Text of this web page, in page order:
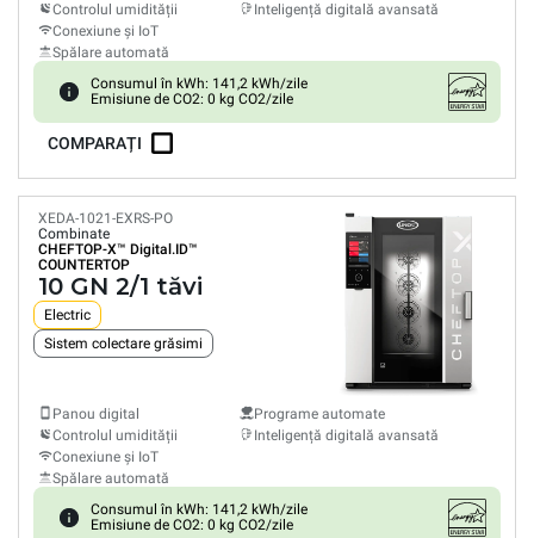
Controlul umidității
Conexiune și IoT
Spălare automată
Inteligență digitală avansată
Consumul în kWh: 141,2 kWh/zile
Emisiune de CO2: 0 kg CO2/zile
COMPARAȚI
XEDA-1021-EXRS-PO
Combinate
CHEFTOP-X™ Digital.ID™
COUNTERTOP
10 GN 2/1 tăvi
Electric
Sistem colectare grăsimi
Panou digital
Controlul umidității
Conexiune și IoT
Spălare automată
Programe automate
Inteligență digitală avansată
Consumul în kWh: 141,2 kWh/zile
Emisiune de CO2: 0 kg CO2/zile